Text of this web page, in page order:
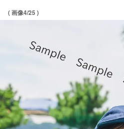
( 画像4/25 )